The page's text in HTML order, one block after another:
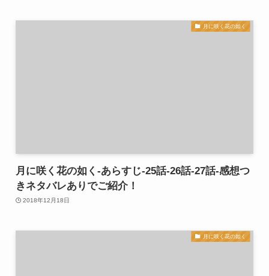
月に咲く花の如く
月に咲く花の如く-あらすじ-25話-26話-27話-感想つ
きネタバレありでご紹介！
2018年12月18日
月に咲く花の如く